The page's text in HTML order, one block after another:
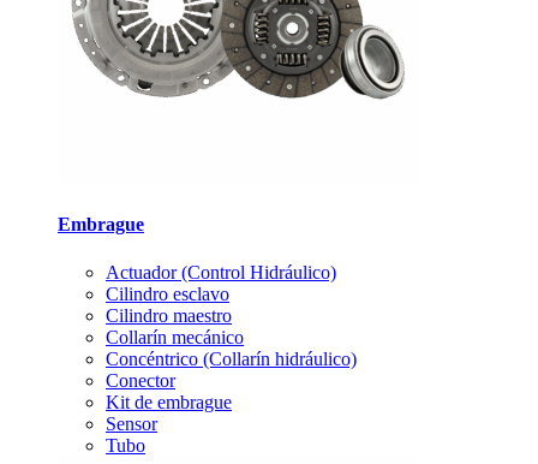
Embrague
Actuador (Control Hidráulico)
Cilindro esclavo
Cilindro maestro
Collarín mecánico
Concéntrico (Collarín hidráulico)
Conector
Kit de embrague
Sensor
Tubo